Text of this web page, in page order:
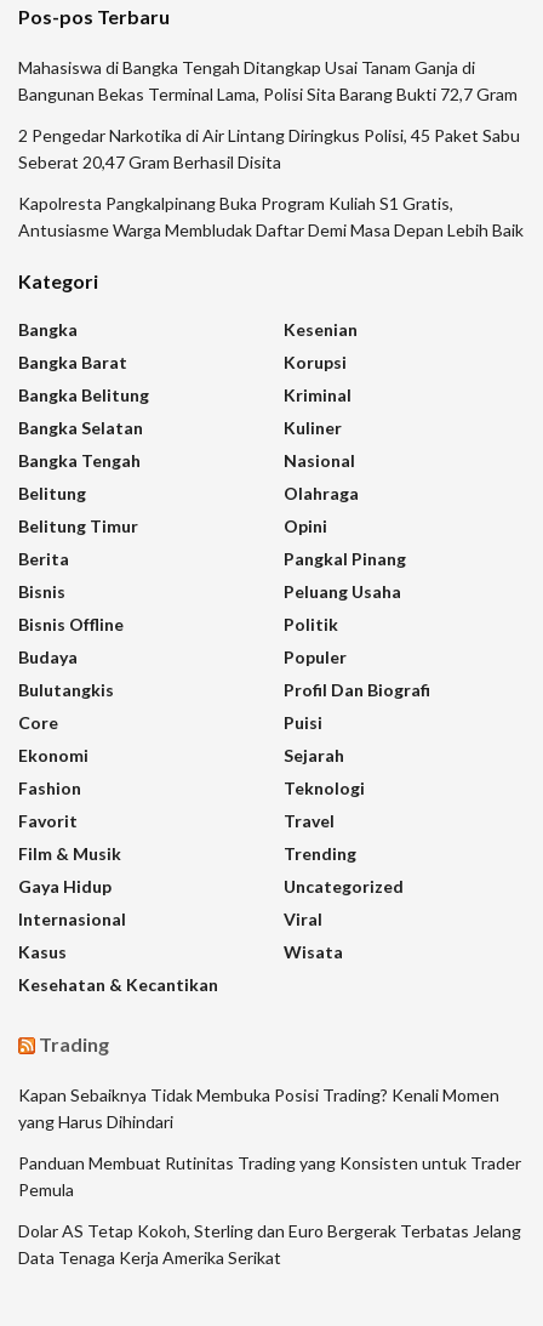
Pos-pos Terbaru
Mahasiswa di Bangka Tengah Ditangkap Usai Tanam Ganja di
Bangunan Bekas Terminal Lama, Polisi Sita Barang Bukti 72,7 Gram
2 Pengedar Narkotika di Air Lintang Diringkus Polisi, 45 Paket Sabu
Seberat 20,47 Gram Berhasil Disita
Kapolresta Pangkalpinang Buka Program Kuliah S1 Gratis,
Antusiasme Warga Membludak Daftar Demi Masa Depan Lebih Baik
Kategori
Bangka
Bangka Barat
Bangka Belitung
Bangka Selatan
Bangka Tengah
Belitung
Belitung Timur
Berita
Bisnis
Bisnis Offline
Budaya
Bulutangkis
Core
Ekonomi
Fashion
Favorit
Film & Musik
Gaya Hidup
Internasional
Kasus
Kesehatan & Kecantikan
Kesenian
Korupsi
Kriminal
Kuliner
Nasional
Olahraga
Opini
Pangkal Pinang
Peluang Usaha
Politik
Populer
Profil Dan Biografi
Puisi
Sejarah
Teknologi
Travel
Trending
Uncategorized
Viral
Wisata
Trading
Kapan Sebaiknya Tidak Membuka Posisi Trading? Kenali Momen
yang Harus Dihindari
Panduan Membuat Rutinitas Trading yang Konsisten untuk Trader
Pemula
Dolar AS Tetap Kokoh, Sterling dan Euro Bergerak Terbatas Jelang
Data Tenaga Kerja Amerika Serikat